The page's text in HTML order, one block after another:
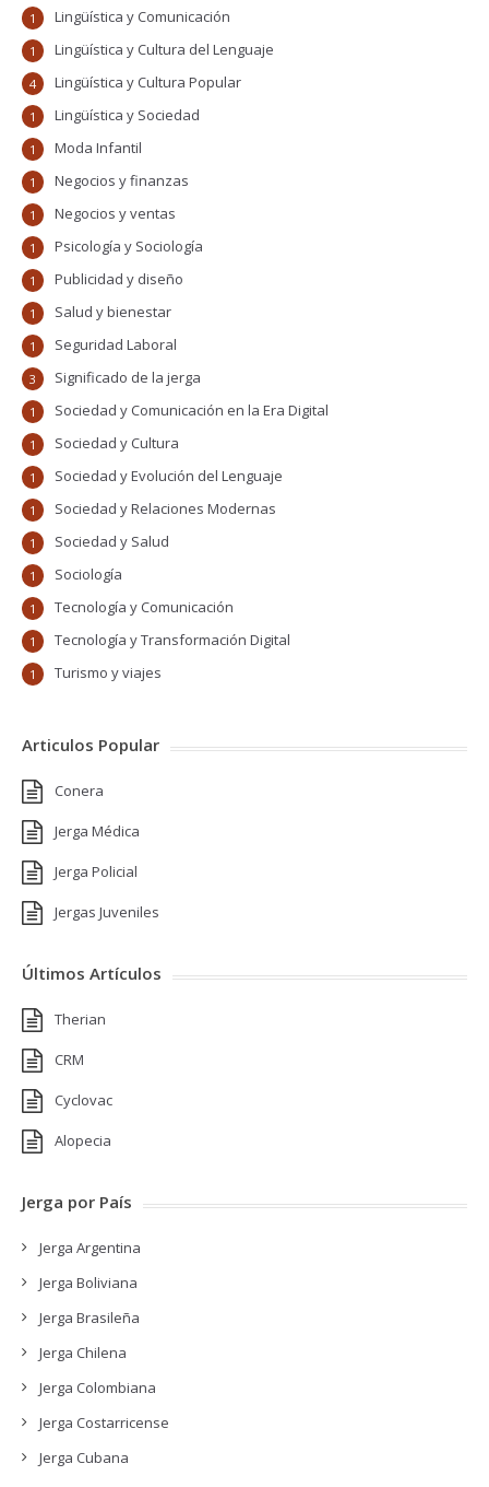
Lingüística y Comunicación
1
Lingüística y Cultura del Lenguaje
1
Lingüística y Cultura Popular
4
Lingüística y Sociedad
1
Moda Infantil
1
Negocios y finanzas
1
Negocios y ventas
1
Psicología y Sociología
1
Publicidad y diseño
1
Salud y bienestar
1
Seguridad Laboral
1
Significado de la jerga
3
Sociedad y Comunicación en la Era Digital
1
Sociedad y Cultura
1
Sociedad y Evolución del Lenguaje
1
Sociedad y Relaciones Modernas
1
Sociedad y Salud
1
Sociología
1
Tecnología y Comunicación
1
Tecnología y Transformación Digital
1
Turismo y viajes
1
Articulos Popular
Conera
Jerga Médica
Jerga Policial
Jergas Juveniles
Últimos Artículos
Therian
CRM
Cyclovac
Alopecia
Jerga por País
Jerga Argentina
Jerga Boliviana
Jerga Brasileña
Jerga Chilena
Jerga Colombiana
Jerga Costarricense
Jerga Cubana